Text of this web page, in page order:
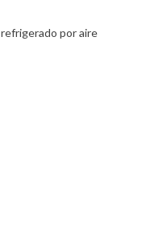
por aire